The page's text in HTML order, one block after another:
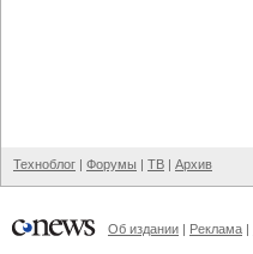
Техноблог | Форумы | ТВ | Архив
Об издании | Реклама |